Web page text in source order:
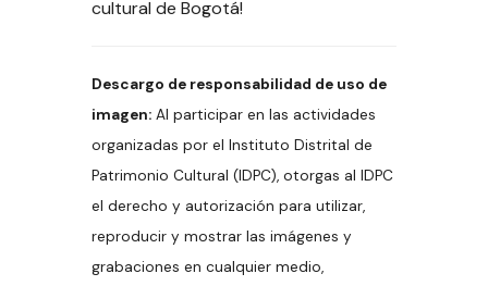
cultural de Bogotá!
Descargo de responsabilidad de uso de
imagen: Al participar en las actividades
organizadas por el Instituto Distrital de
Patrimonio Cultural (IDPC), otorgas al IDPC
el derecho y autorización para utilizar,
reproducir y mostrar las imágenes y
grabaciones en cualquier medio,